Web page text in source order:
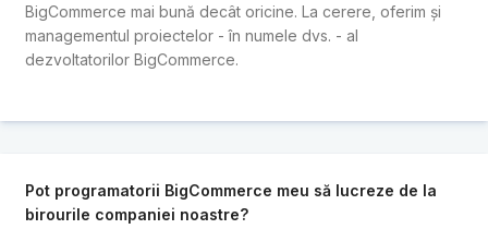
BigCommerce mai bună decât oricine. La cerere, oferim și
managementul proiectelor - în numele dvs. - al
dezvoltatorilor BigCommerce.
Pot programatorii BigCommerce meu să lucreze de la
birourile companiei noastre?